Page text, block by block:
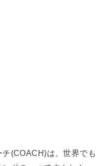
(COACH)は、世界でも